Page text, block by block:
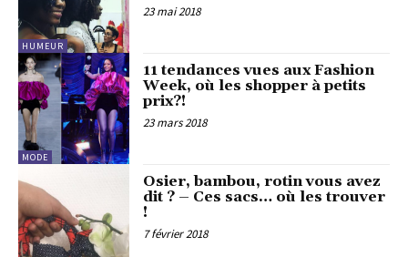
HUMEUR
23 mai 2018
MODE
11 tendances vues aux Fashion
Week, où les shopper à petits
prix?!
23 mars 2018
Osier, bambou, rotin vous avez
dit ? – Ces sacs… où les trouver
!
7 février 2018